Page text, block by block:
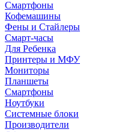
Смартфоны
Кофемашины
Фены и Стайлеры
Смарт-часы
Для Ребенка
Принтеры и МФУ
Мониторы
Планшеты
Смартфоны
Ноутбуки
Системные блоки
Производители